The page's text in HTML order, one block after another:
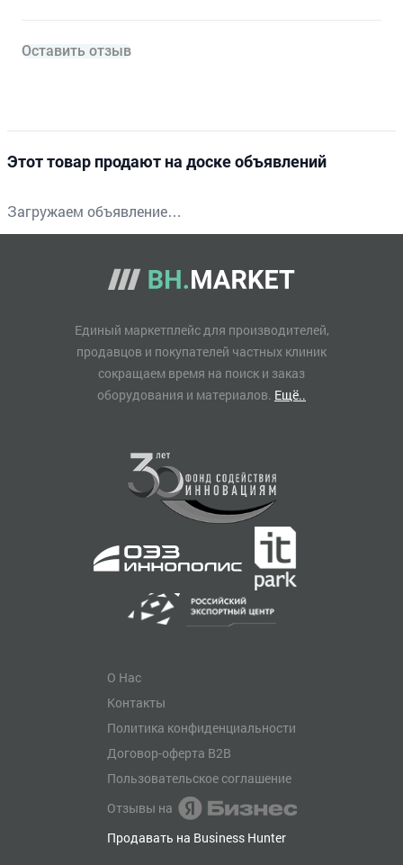
Оставить отзыв
Этот товар продают на доске объявлений
Загружаем объявление…
Единый маркетплейс для производителей,
продавцов и покупателей частных клиник
сокращаем время на поиск и заказ
оборудования и материалов. Ещё..
О Нас
Контакты
Политика конфиденциальности
Договор-оферта B2B
Пользовательское соглашение
Отзывы на
Продавать на Business Hunter